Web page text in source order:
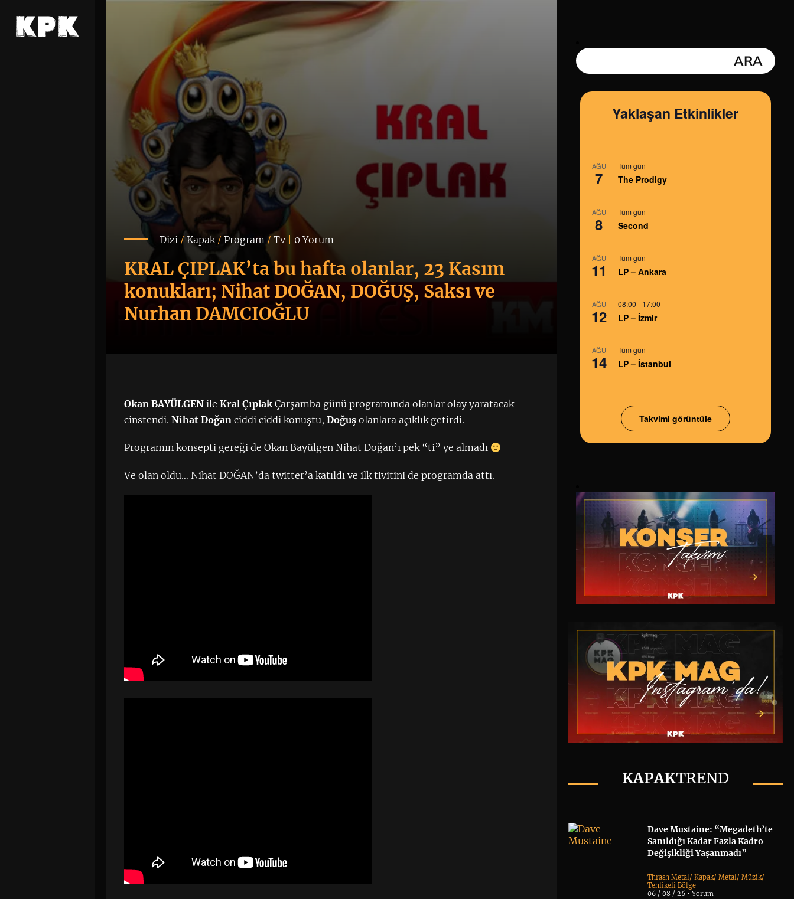
Dizi /Kapak/Program /Tv 0 Yorum
KRAL ÇIPLAK’ta bu hafta olanlar, 23 Kasım
konukları; Nihat DOĞAN, DOĞUŞ, Saksı ve
Nurhan DAMCIOĞLU
Okan BAYÜLGEN ileKral ÇıplakÇarşamba günü programında olanlar olay yaratacak
cinstendi. Nihat Doğan ciddi ciddi konuştu,Doğuş olanlara açıklık getirdi.
Programın konsepti gereği de Okan Bayülgen Nihat Doğan’ı pek “ti” ye almadı
Ve olan oldu… Nihat DOĞAN’da twitter’a katıldı ve ilk tivitini de programda attı.
Yaklaşan Etkinlikler
AĞU
7
Tüm gün
The Prodigy
AĞU
8
Tüm gün
Second
AĞU
11
Tüm gün
LP – Ankara
AĞU
12
08:00 - 17:00
LP – İzmir
AĞU
14
Tüm gün
LP – İstanbul
Takvimi görüntüle
KAPAKTREND
Dave Mustaine: “Megadeth’te
Sanıldığı Kadar Fazla Kadro
Değişikliği Yaşanmadı”
Thrash Metal/Kapak/Metal/Müzik/
Tehlikeli Bölge
06 / 08 / 26 •Yorum